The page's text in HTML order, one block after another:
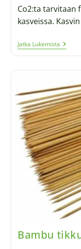
Co2:ta tarvitaan
kasveissa.
Jatka Lukemista
Bambu